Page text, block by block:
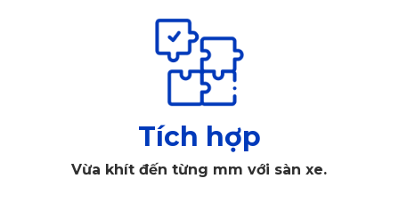
Sản phẩm không chứa các tạp chất độc hại, không sinh mùi
khó chịu kể cả trong môi trường nhiệt độ cao. Khi sử dụng
trong thời gian dài, thảm vẫn giữ được độ đàn hồi, không
Thiết kế vừa vặn theo khuôn xe Volvo V60
Tích hợp
Vừa khít đến từng mm với sàn xe.